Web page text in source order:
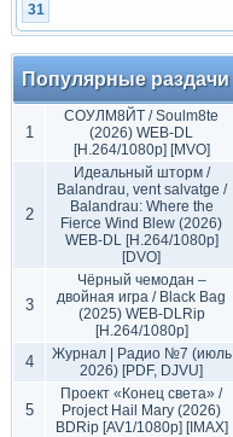
31
Популярные раздачи
1
СОУЛМ8ЙТ / Soulm8te
(2026) WEB-DL
[H.264/1080p] [MVO]
2
Идеальный шторм /
Balandrau, vent salvatge /
Balandrau: Where the
Fierce Wind Blew (2026)
WEB-DL [H.264/1080p]
[DVO]
3
Чёрный чемодан –
двойная игра / Black Bag
(2025) WEB-DLRip
[H.264/1080p]
4
Журнал | Радио №7 (июль
2026) [PDF, DJVU]
5
Проект «Конец света» /
Project Hail Mary (2026)
BDRip [AV1/1080p] [IMAX]